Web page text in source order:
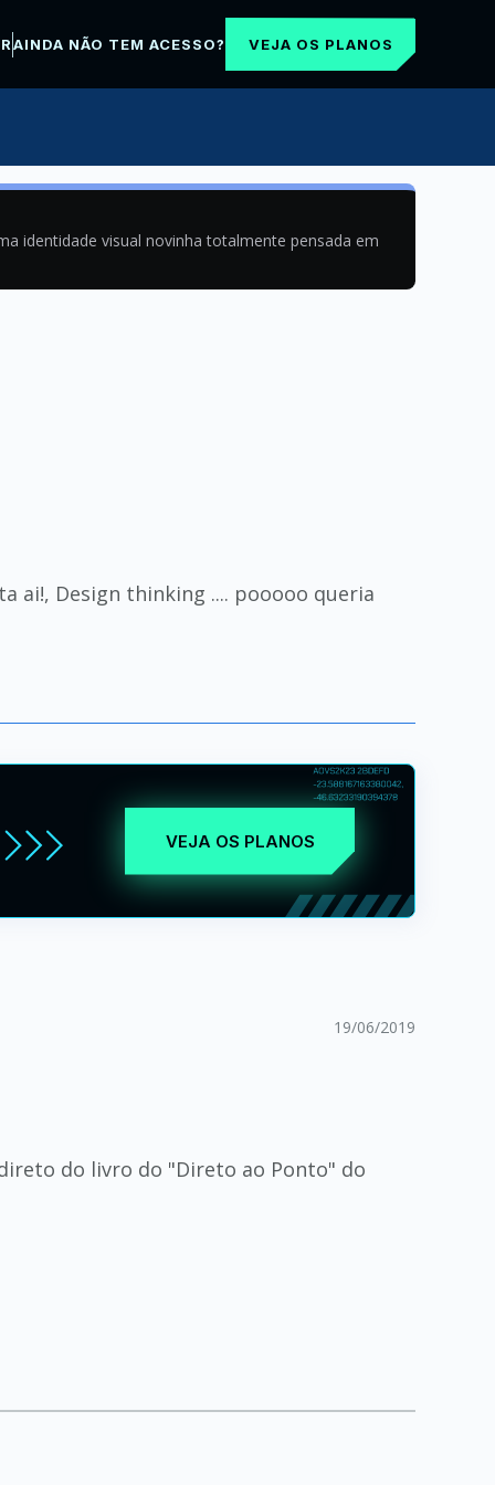
AINDA NÃO TEM ACESSO? VEJA OS PLANOS
identidade visual novinha totalmente pensada em
ai!, Design thinking .... pooooo queria
VEJA OS PLANOS
19/06/2019
do livro do "Direto ao Ponto" do